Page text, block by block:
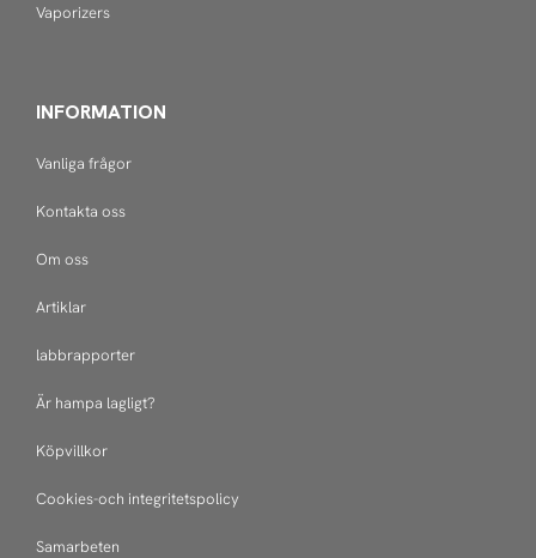
Vaporizers
INFORMATION
Vanliga frågor
Kontakta oss
Om oss
Artiklar
labbrapporter
Är hampa lagligt?
Köpvillkor
Cookies-och integritetspolicy
Samarbeten